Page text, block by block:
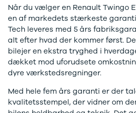
Renault
Volvo
Dacia
Alle nye biler
Ladeløsning
til elbil
Clever
Norlys
ladeløsning
foregår
privatleasing
Biler til
privatleasing
Service og
værksted
Tjekliste til
Kontakt os
Elektriske
Når du vælger en Renault Twingo
en af markedets stærkeste
Tech leveres med 5 års
alt efter hvad der kommer først.
bilejer en ekstra tryghed i
dækket mod uforudsete
dyre værkstedsregninger.
Med hele fem års garanti er der
kvalitetsstempel, der vidner om